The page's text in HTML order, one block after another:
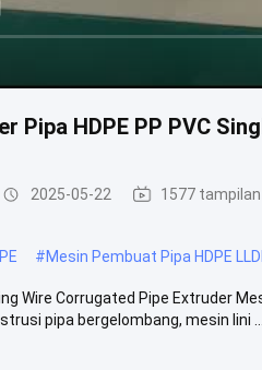
Pipa HDPE PP PVC
2025-05-22 1577 tampilan
#Mesin Pembuat Pipa HDPE
Wire Corrugated Pipe Extruder
pipa bergelombang, mesin lini ...